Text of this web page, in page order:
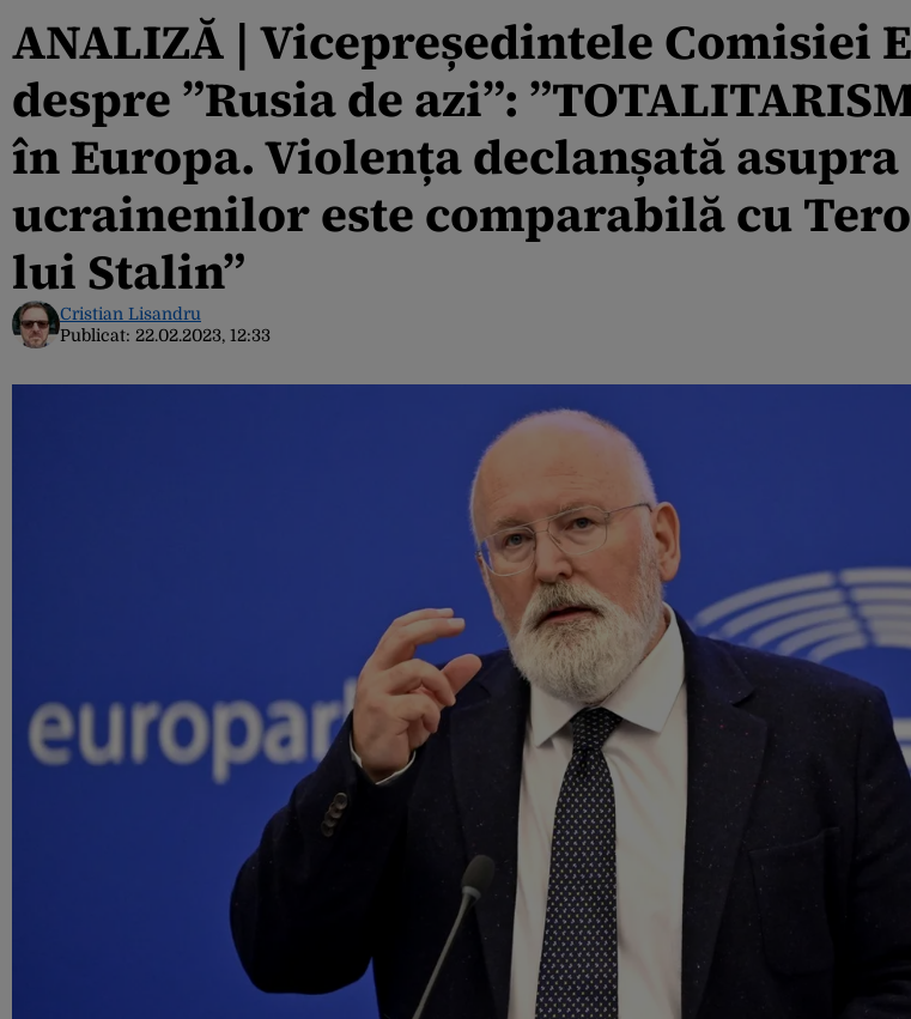
ANALIZĂ | Vicepreședintele Comisiei
despre ”Rusia de azi”:
în Europa. Violența declanșată asupra
ucrainenilor este comparabilă cu
lui Stalin”
Cristian Lisandru
Publicat: 22.02.2023, 12:33